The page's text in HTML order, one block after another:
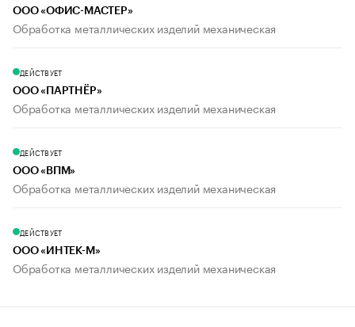
ООО «ОФИС-МАСТЕР»
Обработка металлических изделий механическая
ДЕЙСТВУЕТ
ООО «ПАРТНЁР»
Обработка металлических изделий механическая
ДЕЙСТВУЕТ
ООО «ВПМ»
Обработка металлических изделий механическая
ДЕЙСТВУЕТ
ООО «ИНТЕК-М»
Обработка металлических изделий механическая